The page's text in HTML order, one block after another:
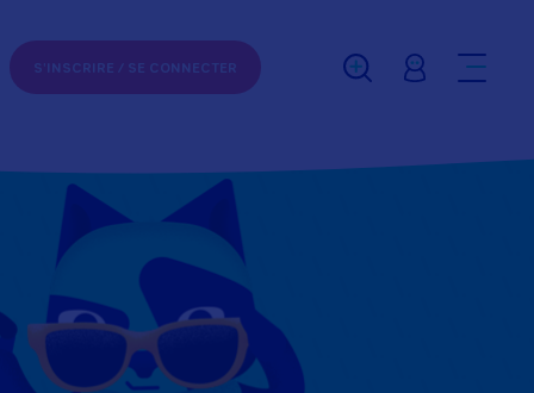
S'INSCRIRE / SE CONNECTER